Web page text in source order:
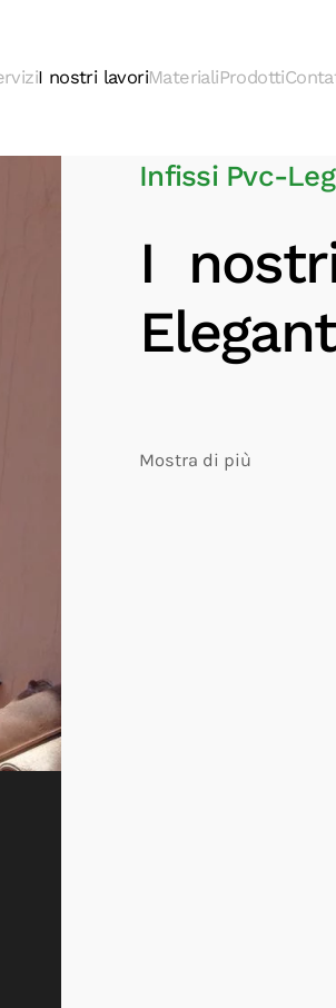
I nostri lavoriMaterialiProdotti
Infissi Pvc-
I
Mostra di più